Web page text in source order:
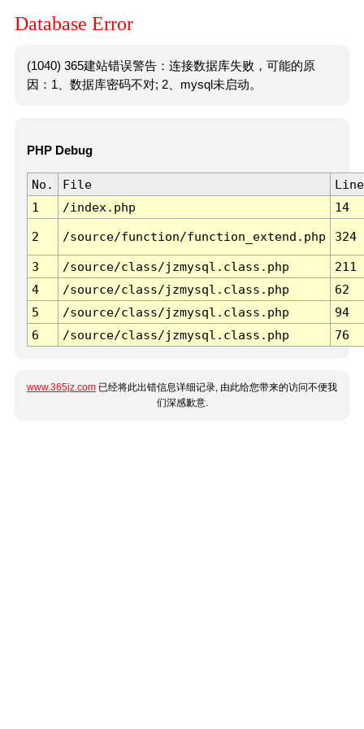
Database Error
(1040) 365建站错误警告：连接数据库失败，可能的原
因：1、数据库密码不对; 2、mysql未启动。
PHP Debug
No. File
Line
1
/index.php 14
2 /source/function/function_extend.php 324
3 /source/class/jzmysql.class.php
211
4
/source/class/jzmysql.class.php
62
5
/source/class/jzmysql.class.php
94
6
/source/class/jzmysql.class.php 76
www.365jz.com 已经将此出错信息详细记录, 由此给您带来的访问不便我
们深感歉意.